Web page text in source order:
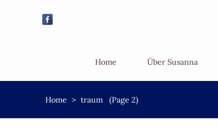
Home Über Susanna
Home > traum (Page 2)